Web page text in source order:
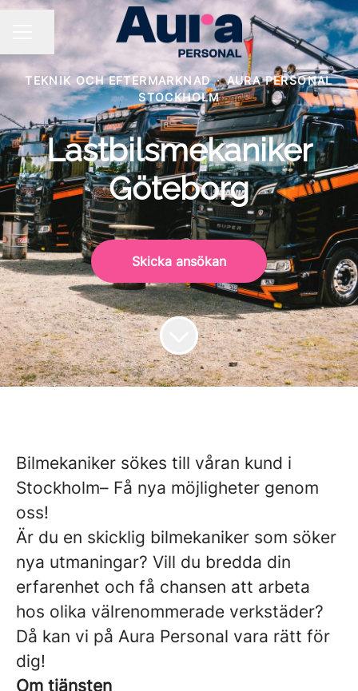
TEKNIK OCH EFTERMARKNAD · AURA PERSONAL
STOCKHOLM
Lastbilsmekaniker
Göteborg
Skicka ansökan
Bilmekaniker sökes till våran kund i
Stockholm– Få nya möjligheter genom
oss!
Är du en skicklig bilmekaniker som söker
nya utmaningar? Vill du bredda din
erfarenhet och få chansen att arbeta
hos olika välrenommerade verkstäder?
Då kan vi på Aura Personal vara rätt för
dig!
Om tjänsten